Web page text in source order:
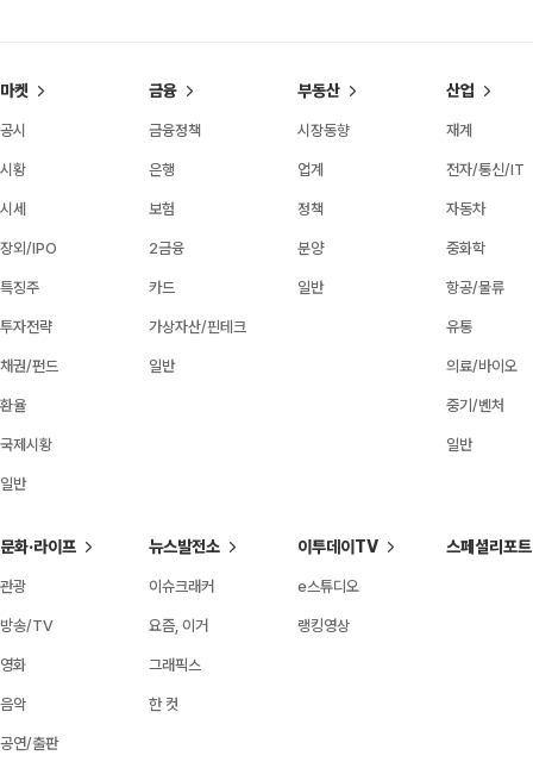
마켓
공시
시황
시세
장외/IPO
특징주
투자전략
채권/펀드
환율
국제시황
일반
금융
금융정책
은행
보험
2금융
카드
가상자산/핀테크
일반
부동산
시장동향
업계
정책
분양
일반
산업
재계
전자/통신/IT
자동차
중화학
항공/물류
유통
의료/바이오
중기/벤처
일반
문화·라이프
관광
방송/TV
영화
음악
공연/출판
뉴스발전소
이슈크래커
요즘, 이거
그래픽스
한 컷
이투데이TV
e스튜디오
랭킹영상
스페셜리포트